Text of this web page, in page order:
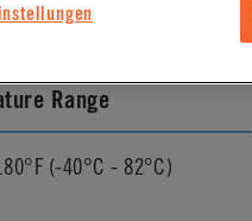
Range
(-40°C - 82°C)